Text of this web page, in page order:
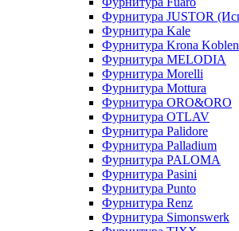
Фурнитура JUSTOR
Фурнитура Kale
Фурнитура Krona
Фурнитура MELODIA
Фурнитура Morelli
Фурнитура Mottura
Фурнитура ORO&ORO
Фурнитура OTLAV
Фурнитура Palidore
Фурнитура Palladium
Фурнитура PALOMA
Фурнитура Pasini
Фурнитура Punto
Фурнитура Renz
Фурнитура Simonswerk